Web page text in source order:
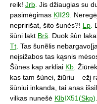
reik! Jrb. Jis džiaugias su
pasimėgimas KII29.
nepririšat, šito šunès?! Lp.
šùni lakt Brš. Duok šùn
Tt. Tas šunẽlis
neįsižabos tas kąsnis
Šùnes kap arkliai Kb.
kas tam šùnei, žiūriu – ežį
šùniui inkanda, tai anas
vilkas nunešė KlbIX51(Skp).